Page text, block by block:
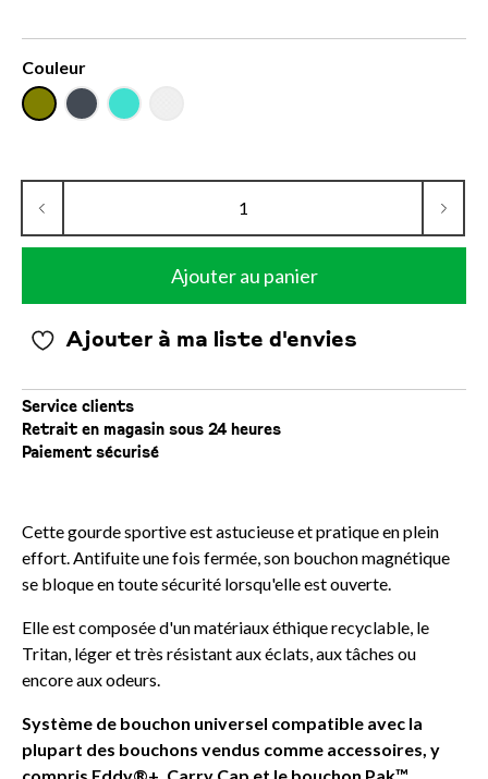
Couleur
Ajouter au panier
Ajouter à ma liste d'envies
Service clients
Retrait en magasin sous 24 heures
Paiement sécurisé
Cette gourde sportive est astucieuse et pratique en plein
effort. Antifuite une fois fermée, son bouchon magnétique
se bloque en toute sécurité lorsqu'elle est ouverte.
Elle est composée d'un matériaux éthique recyclable, le
Tritan, léger et très résistant aux éclats, aux tâches ou
encore aux odeurs.
Système de bouchon universel compatible avec la
plupart des bouchons vendus comme accessoires, y